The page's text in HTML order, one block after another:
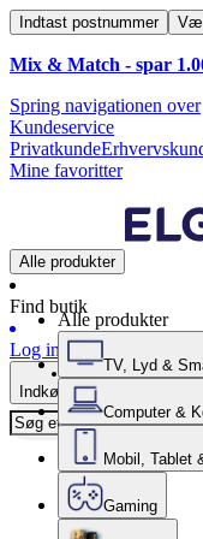
Indtast postnummer
Mix & Match - spar
Spring navigationen over
Kundeservice
Privatkunde
Mine favoritter
Alle produkter
Find butik
Log ind
Indkøbskurv
Alle produkter
TV, Lyd &
Computer &
Mobil, Tablet
Gaming